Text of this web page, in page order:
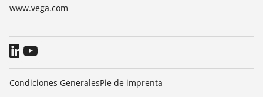
www.vega.com
Condiciones GeneralesPie de imprenta